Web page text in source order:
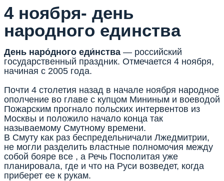
4 ноября- день
народного единства
День наро́дного еди́нства — российский
государственный праздник. Отмечается 4 ноября,
начиная с 2005 года.
Почти 4 столетия назад в начале ноября народное
ополчение во главе с купцом Мининым и воеводой
Пожарским прогнало польских интервентов из
Москвы и положило начало конца так
называемому Смутному времени.
В Смуту как раз беспредельничали Лжедмитрии,
не могли разделить властные полномочия между
собой бояре все , а Речь Посполитая уже
планировала, где и что на Руси возведет, когда
приберет ее к рукам.